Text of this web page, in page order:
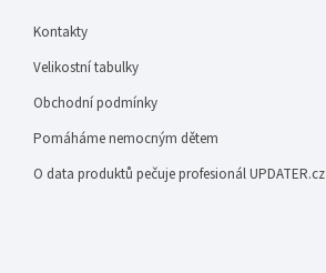
Kontakty
Velikostní tabulky
Obchodní podmínky
Pomáháme nemocným dětem
O data produktů pečuje profesionál UPDATER.cz